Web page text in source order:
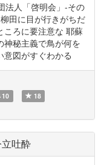
法人「啓明会」-その
田に目が行きがちだ
ころに要注意な 耶蘇
神秘主義で鳥が何を
図がすぐわかる
10 18
吐酔